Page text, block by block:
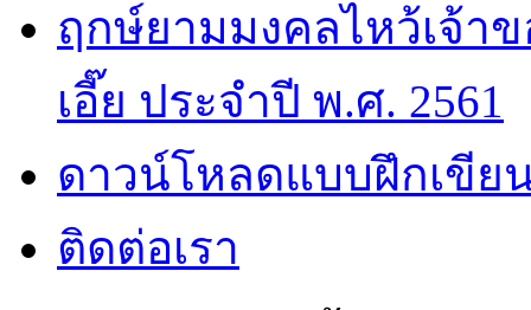
ฤกษ์ยามมงคลไหว้เจ้า
เอี๊ย ประจำปี พ.ศ. 2561
ดาวน์โหลดแบบฝึกเขีย
ติดต่อเรา